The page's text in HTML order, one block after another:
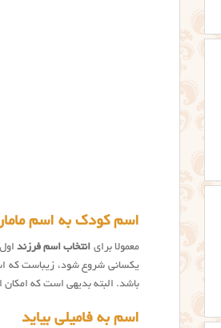
اسم کودک به اسم مامان
معمولا برای انتخاب اسم فرزند
یکسانی شروع شود، زیباست که
باشد. البته بدیهی است که امکان
اسم به فامیلی بیاید